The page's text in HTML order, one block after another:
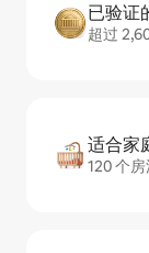
已验证
超过
适合家
120 个